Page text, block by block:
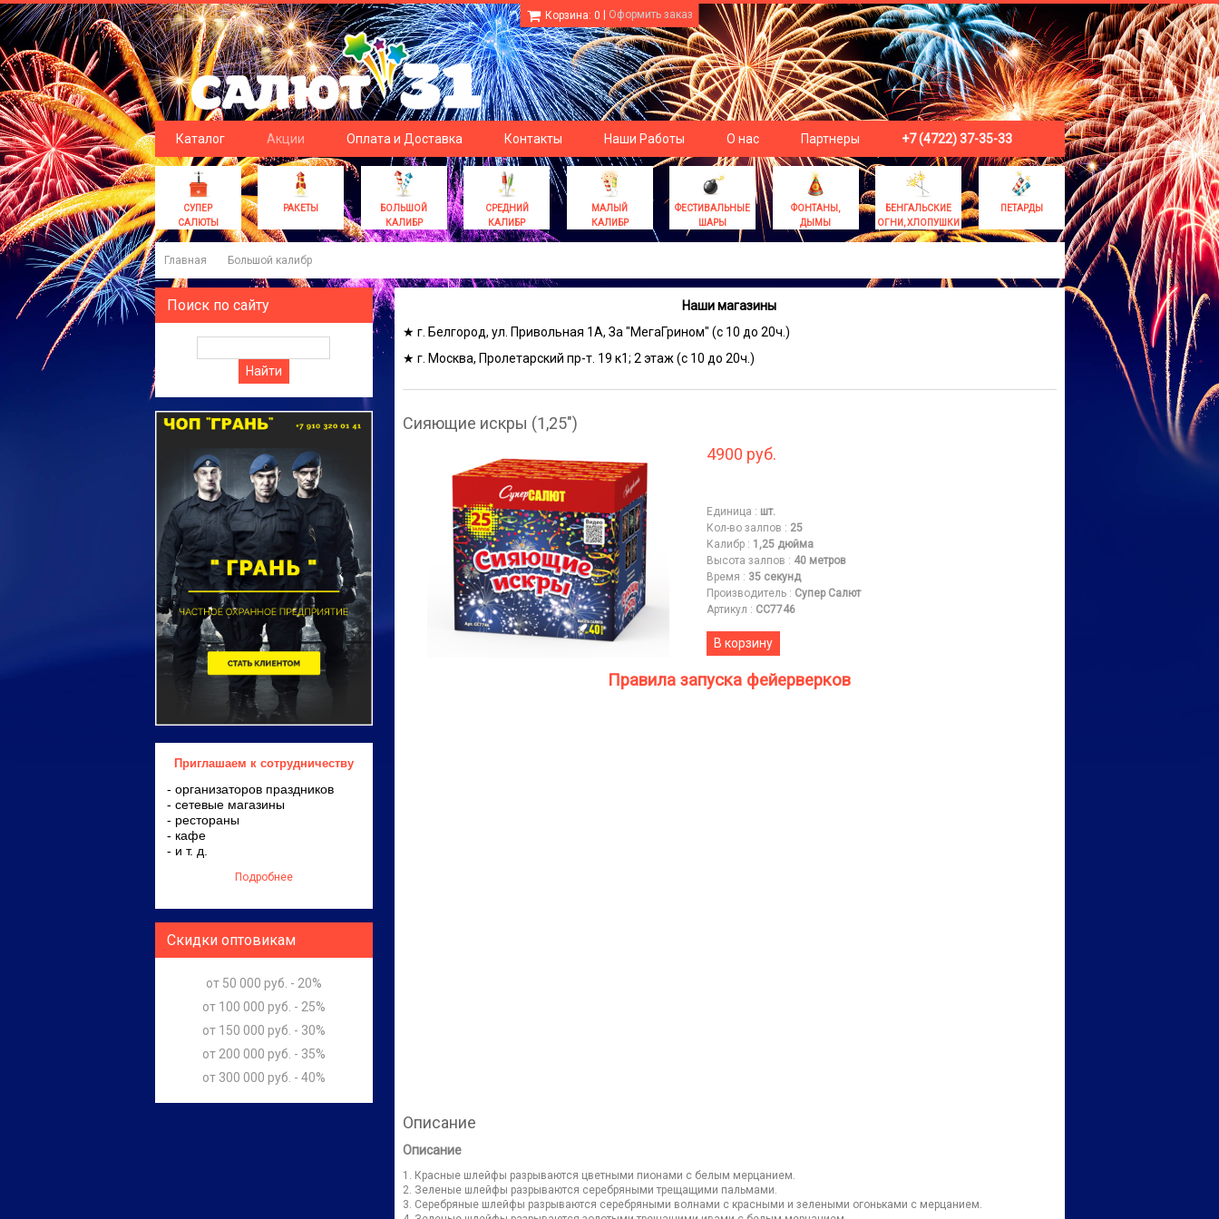
Корзина: 0 Оформить заказ
Каталог Акции Оплата и Доставка Контакты Наши Работы О нас Партнеры +7 (4722) 37-35-33
СУПЕР
САЛЮТЫ
РАКЕТЫ
БОЛЬШОЙ
КАЛИБР
СРЕДНИЙ
КАЛИБР
МАЛЫЙ
КАЛИБР
ФЕСТИВАЛЬНЫЕ
ШАРЫ
ФОНТАНЫ,
ДЫМЫ
БЕНГАЛЬСКИЕ
ОГНИ, ХЛОПУШКИ
ПЕТАРДЫ
Главная Большой калибр
Наши магазины
★ г. Белгород, ул. Привольная 1А, За "МегаГрином" (с 10 до 20ч.)
★ г. Москва, Пролетарский пр-т. 19 к1; 2 этаж (с 10 до 20ч.)
Сияющие искры (1,25")
4900 руб.
Единица : шт.
Кол-во залпов : 25
Калибр: 1,25 дюйма
Высота залпов : 40 метров
Время : 35 секунд
Производитель: Супер Салют
Артикул : СС7746
В корзину
Правила запуска фейерверков
Описание
Описание
1. Красные шлейфы разрываются цветными пионами с белым мерцанием.
2. Зеленые шлейфы разрываются серебряными трещащими пальмами.
3. Серебряные шлейфы разрываются серебряными волнами с красными и зелеными огоньками с мерцанием.
Поиск по сайту
Приглашаем к сотрудничеству
- организаторов праздников
- сетевые магазины
- рестораны
- кафе
- и т. д.
Подробнее
Скидки оптовикам
от 50 000 руб. - 20%
от 100 000 руб. - 25%
от 150 000 руб. - 30%
от 200 000 руб. - 35%
от 300 000 руб. - 40%